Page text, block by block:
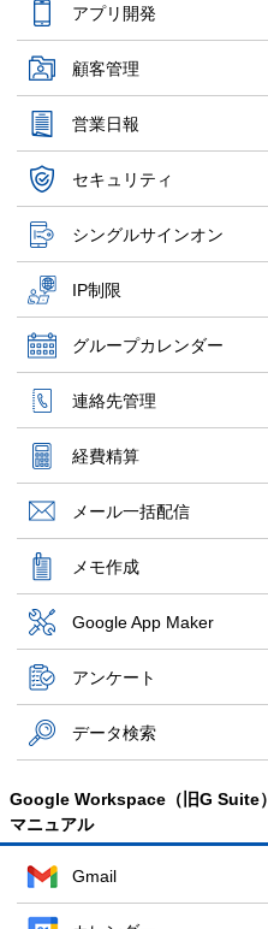
アプリ開発
顧客管理
営業日報
セキュリティ
シングルサインオン
IP制限
グループカレンダー
連絡先管理
経費精算
メール一括配信
メモ作成
Google App Maker
アンケート
データ検索
Google Workspace（旧G Suite）
マニュアル
Gmail